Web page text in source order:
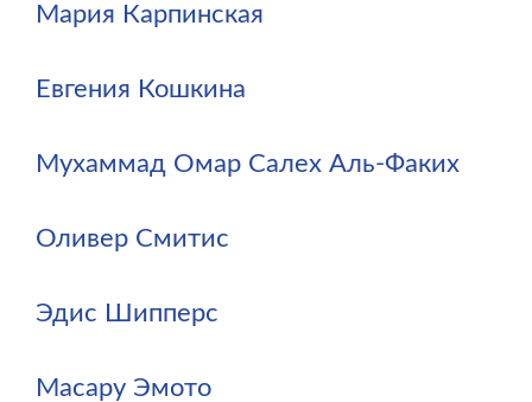
Мария Карпинская
Евгения Кошкина
Мухаммад Омар Салех Аль-Факих
Оливер Смитис
Эдис Шипперс
Масару Эмото